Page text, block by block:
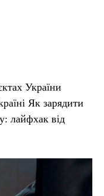
України
Як зарядити
лайфхак від